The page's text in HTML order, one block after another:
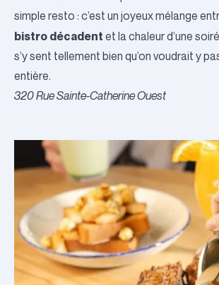
simple resto : c’est un joyeux mélange
bistro décadent et la chaleur d’une
s’y sent tellement bien qu’on voudrait y
entière.
320 Rue Sainte-Catherine Ouest